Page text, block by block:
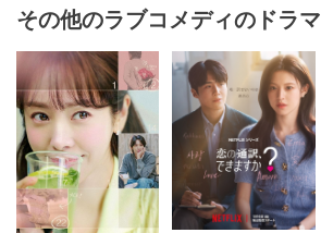
その他のラブコメディのドラマ